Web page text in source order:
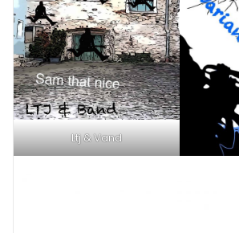
Ltj & Vand